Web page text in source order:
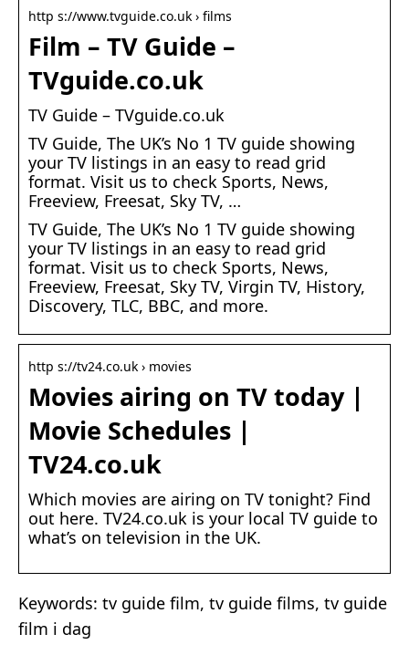
http s://www.tvguide.co.uk › films
Film – TV Guide –
TVguide.co.uk
TV Guide – TVguide.co.uk
TV Guide, The UK’s No 1 TV guide showing
your TV listings in an easy to read grid
format. Visit us to check Sports, News,
Freeview, Freesat, Sky TV, …
TV Guide, The UK’s No 1 TV guide showing
your TV listings in an easy to read grid
format. Visit us to check Sports, News,
Freeview, Freesat, Sky TV, Virgin TV, History,
Discovery, TLC, BBC, and more.
http s://tv24.co.uk › movies
Movies airing on TV today |
Movie Schedules |
TV24.co.uk
Which movies are airing on TV tonight? Find
out here. TV24.co.uk is your local TV guide to
what’s on television in the UK.
Keywords: tv guide film, tv guide films, tv guide
film i dag